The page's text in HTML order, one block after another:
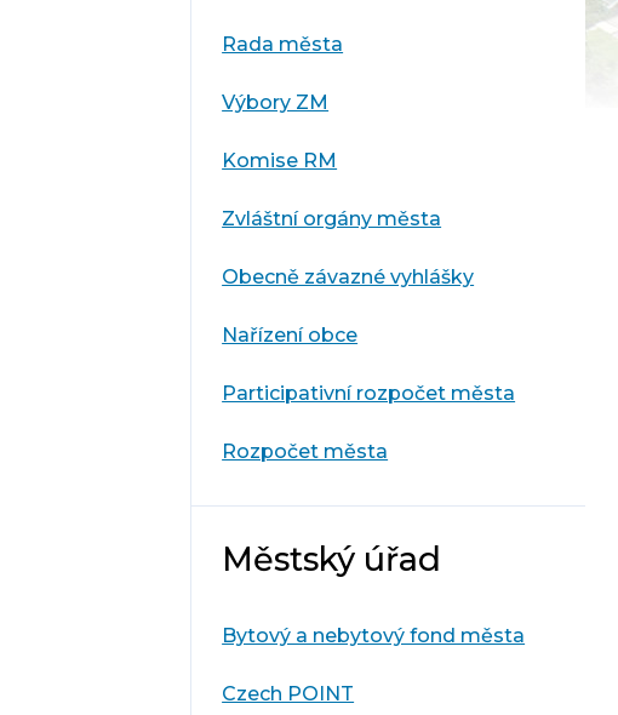
Rada města
Výbory ZM
Komise RM
Zvláštní orgány města
Obecně závazné vyhlášky
Nařízení obce
Participativní rozpočet města
Rozpočet města
Městský úřad
Bytový a nebytový fond města
Czech POINT